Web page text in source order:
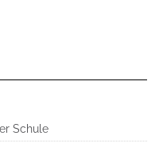
Schule